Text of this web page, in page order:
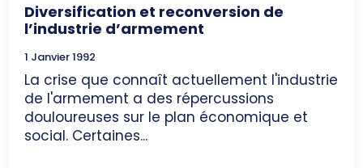
Diversification et reconversion de
l’industrie d’armement
1 Janvier 1992
La crise que connaît actuellement l'industrie
de l'armement a des répercussions
douloureuses sur le plan économique et
social. Certaines...